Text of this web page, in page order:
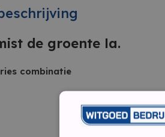
de groente la.
combinatie